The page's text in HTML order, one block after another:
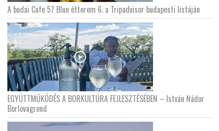
A budai Cafe 57 Blue étterem 6. a Tripadvisor budapesti listáján
EGYÜTTMŰKÖDÉS A BORKULTÚRA FEJLESZTÉSÉBEN – István Nádor
Borlovagrend